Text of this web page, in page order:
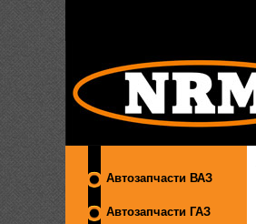
Автозапчасти ВАЗ
Автозапчасти ГАЗ